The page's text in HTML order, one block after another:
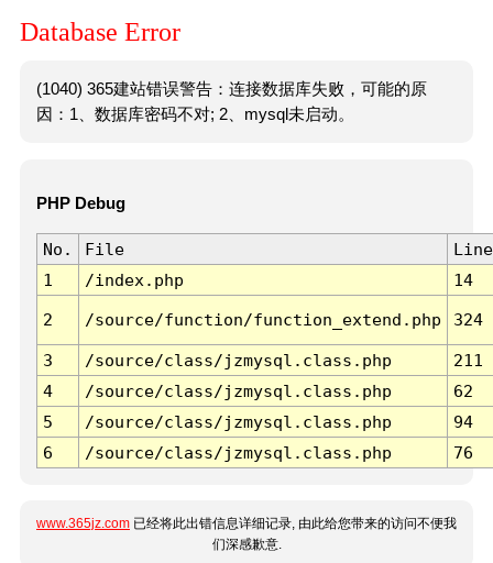
Database Error
(1040) 365建站错误警告：连接数据库失败，可能的原
因：1、数据库密码不对; 2、mysql未启动。
PHP Debug
No. File
Line
1
/index.php 14
2 /source/function/function_extend.php 324
3 /source/class/jzmysql.class.php
211
4
/source/class/jzmysql.class.php
62
5
/source/class/jzmysql.class.php
94
6
/source/class/jzmysql.class.php 76
www.365jz.com 已经将此出错信息详细记录, 由此给您带来的访问不便我
们深感歉意.